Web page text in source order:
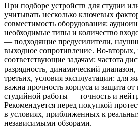
При подборе устройств для студии
учитывать несколько ключевых
совместимость оборудования:
необходимые типы и количество
— подходящие предусилители,
выходное сопротивление. Во-вторых,
соответствующие задачам: частота
разрядность, динамический
третьих, условия эксплуатации: для
важна прочность корпуса и защита
студийной работы — точность и
Рекомендуется перед покупкой
в условиях, приближенных к
независимыми обзорами.